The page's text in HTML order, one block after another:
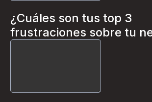
¿Cuáles son tus top 3
frustraciones sobre tu